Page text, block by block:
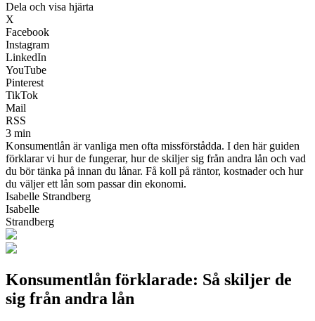
Dela och visa hjärta
X
Facebook
Instagram
LinkedIn
YouTube
Pinterest
TikTok
Mail
RSS
3 min
Konsumentlån är vanliga men ofta missförstådda. I den här guiden
förklarar vi hur de fungerar, hur de skiljer sig från andra lån och vad
du bör tänka på innan du lånar. Få koll på räntor, kostnader och hur
du väljer ett lån som passar din ekonomi.
Isabelle Strandberg
Isabelle
Strandberg
Konsumentlån förklarade: Så skiljer de
sig från andra lån